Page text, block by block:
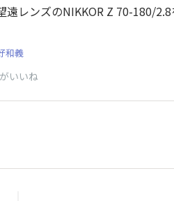
レンズのNIKKOR Z 70-180/
和義
がいいね